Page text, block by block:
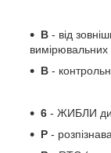
B - від
вимірювальних
B -
6 - ЖИБЛИ
P -